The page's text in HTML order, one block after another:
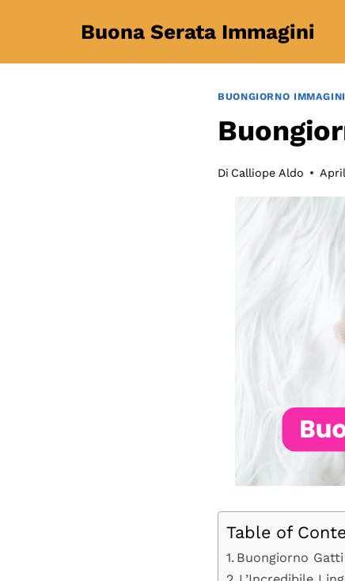
Buona Serata Immagini
BUONGIORNO IMMAGINI
Di Calliope Aldo
Table of
Buongiorno